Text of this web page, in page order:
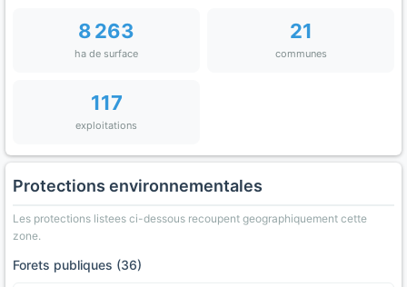
8 263
ha de surface
21
communes
117
exploitations
Protections environnementales
Les protections listees ci-dessous recoupent geographiquement cette
zone.
Forets publiques (36)